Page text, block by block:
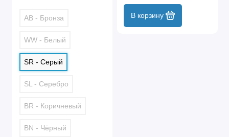
AB - Бронза
WW - Белый
SR - Серый
SL - Серебро
BR - Коричневый
BN - Чёрный
В корзину